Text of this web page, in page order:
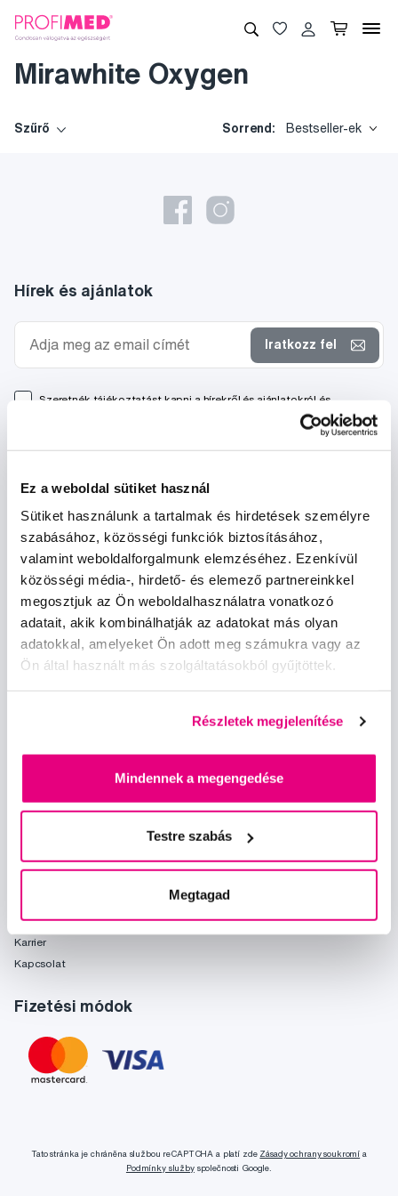
Ez a weboldal sütiket használ
Sütiket használunk a tartalmak és hirdetések személyre
szabásához, közösségi funkciók biztosításához,
valamint weboldalforgalmunk elemzéséhez. Ezenkívül
közösségi média-, hirdető- és elemező partnereinkkel
megosztjuk az Ön weboldalhasználatra vonatkozó
adatait, akik kombinálhatják az adatokat más olyan
adatokkal, amelyeket Ön adott meg számukra vagy az
Ön által használt más szolgáltatásokból gyűjtöttek.
Részletek megjelenítése
Mindennek a megengedése
Testre szabás
Megtagad
Mirawhite Oxygen
Szűrő Sorrend: Bestseller-ek
Kérdések, tanácsadás
info@profimed.hu
A vásárlás menete
Kereskedelmi feltételek
Önnek ajánljuk
Rólunk
Karrier
Kapcsolat
Fizetési módok
Hírek és ajánlatok
Iratkozz fel
Szeretnék tájékoztatást kapni a hírekről és ajánlatokról és
Tato stránka je chráněna službou reCAPTCHA a platí zde Zásady ochrany soukromí a
Podmínky službyspolečnosti Google.